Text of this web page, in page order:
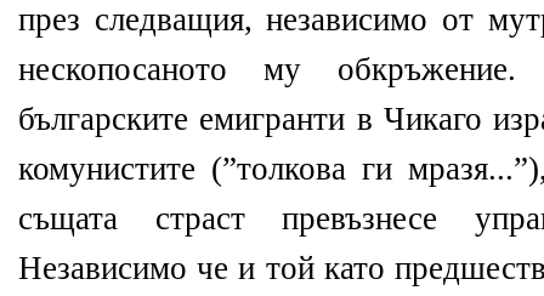
през следващия, независимо от
нескопосаното му
българските емигранти в Чикаго
комунистите (”толкова ги
същата страст превъзнесе
Независимо че и той като